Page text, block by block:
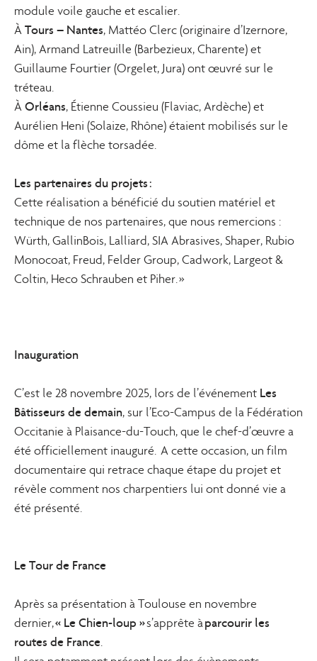
module voile gauche et escalier.
ÀTours – Nantes, Mattéo Clerc (originaire d’Izernore,
Ain), Armand Latreuille (Barbezieux, Charente) et
Guillaume Fourtier (Orgelet, Jura) ont œuvré sur le
tréteau.
ÀOrléans, Étienne Coussieu (Flaviac, Ardèche) et
Aurélien Heni (Solaize, Rhône) étaient mobilisés sur le
dôme et la flèche torsadée.
Les partenaires du projets :
Cette réalisation a bénéficié du soutien matériel et
technique de nos partenaires, que nous remercions :
Würth, GallinBois, Lalliard, SIA Abrasives, Shaper, Rubio
Monocoat, Freud, Felder Group, Cadwork, Largeot &
Coltin, Heco Schrauben et Piher. »
Inauguration
C’est le 28 novembre 2025, lors de l’événement Les
Bâtisseurs de demain, sur l’Eco-Campus de la Fédération
Occitanie à Plaisance-du-Touch, que le chef-d’œuvre a
été officiellement inauguré. A cette occasion, un film
documentaire qui retrace chaque étape du projet et
révèle comment nos charpentiers lui ont donné vie a
été présenté.
Le Tour de France
Après sa présentation à Toulouse en novembre
dernier,« Le Chien-loup »s’apprête àparcourir les
routes de France.